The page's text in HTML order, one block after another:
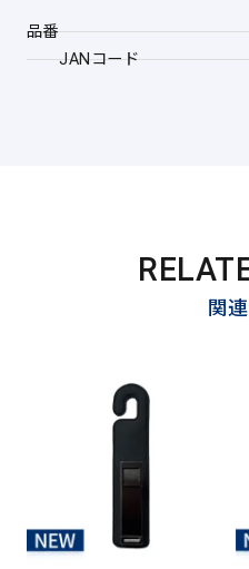
品番
JANコード
関